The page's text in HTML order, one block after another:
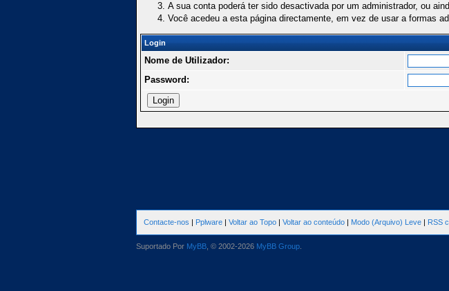
A sua conta poderá ter sido desactivada por um administrador, ou
Você acedeu a esta página directamente, em vez de usar a formas
Login
Nome de Utilizador:
Password:
Contacte-nos | Pplware | Voltar ao Topo | Voltar ao conteúdo | Modo (Arquivo) Leve | RSS
Suportado Por MyBB , © 2002-2026 MyBB Group